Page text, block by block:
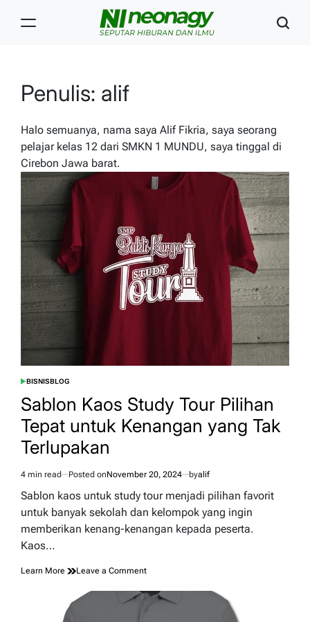
Penulis: alif
Halo semuanya, nama saya Alif Fikria, saya seorang
pelajar kelas 12 dari SMKN 1 MUNDU, saya tinggal di
Cirebon Jawa barat.
POSTED
IN
BISNISBLOG
Sablon Kaos Study Tour Pilihan
Tepat untuk Kenangan yang Tak
Terlupakan
Estimated
read
4 min read Posted onNovember 20, 2024 byalif
Sablon kaos untuk study tour menjadi pilihan favorit
untuk banyak sekolah dan kelompok yang ingin
memberikan kenang-kenangan kepada peserta.
Kaos…
Learn More Leave a Commenton
Kaos